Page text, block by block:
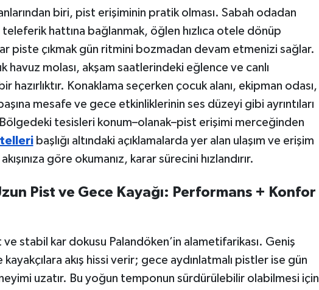
biri, pist erişiminin pratik olması. Sabah odadan
teleferik hattına bağlanmak, öğlen hızlıca otele dönüp
piste çıkmak gün ritmini bozmadan devam etmenizi sağlar.
havuz molası, akşam saatlerindeki eğlence ve canlı
hazırlıktır. Konaklama seçerken çocuk alanı, ekipman odası,
mesafe ve gece etkinliklerinin ses düzeyi gibi ayrıntıları
tesisleri konum–olanak–pist erişimi merceğinden
başlığı altındaki açıklamalarda yer alan ulaşım ve erişim
göre okumanız, karar sürecini hızlandırır.
Pist ve Gece Kayağı: Performans + Konfor
stabil kar dokusu Palandöken’in alametifarikası. Geniş
akış hissi verir; gece aydınlatmalı pistler ise gün
uzatır. Bu yoğun temponun sürdürülebilir olabilmesi için